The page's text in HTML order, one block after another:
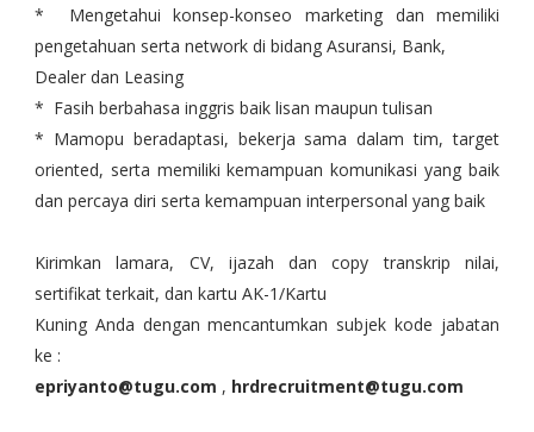
* Mengetahui konsep-konseo marketing dan memiliki
pengetahuan serta network di bidang Asuransi, Bank,
Dealer dan Leasing
* Fasih berbahasa inggris baik lisan maupun tulisan
* Mamopu beradaptasi, bekerja sama dalam tim, target
oriented, serta memiliki kemampuan komunikasi yang baik
dan percaya diri serta kemampuan interpersonal yang baik
Kirimkan lamara, CV, ijazah dan copy transkrip nilai,
sertifikat terkait, dan kartu AK-1/Kartu
Kuning Anda dengan mencantumkan subjek kode jabatan
ke :
epriyanto@tugu.com , hrdrecruitment@tugu.com